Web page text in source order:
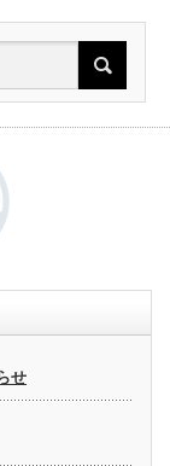
せ